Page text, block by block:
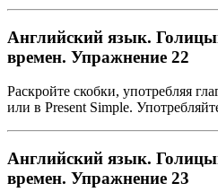
Английский язык.
времен. Упражнение 22
Раскройте скобки, употребляя
или в Present Simple.
Английский язык.
времен. Упражнение 23